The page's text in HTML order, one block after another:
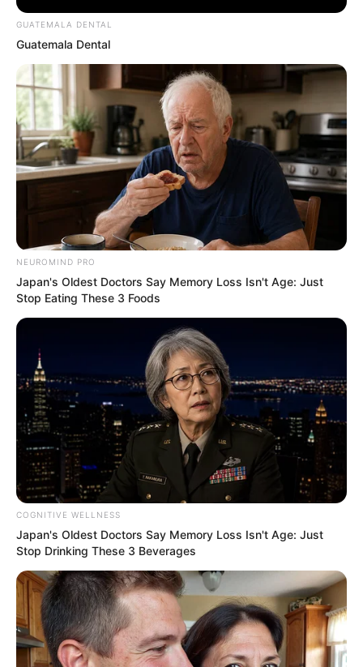
Descubre más
Famosos
Telenovelas
Viral
Revista
App Store
Pressreader
Editorial Televisa
Caras
Cocina Fácil
Cosmopolitan
Eres
Esquire
Harper’s Bazaar
Tú En Línea
Vanidades
Legales
Aviso de privacidad
Términos de servicio